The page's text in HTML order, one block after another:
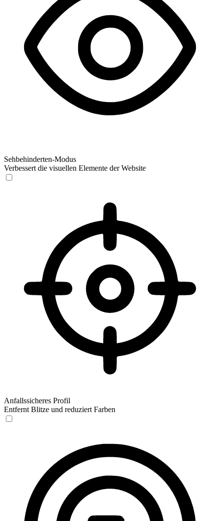
Sehbehinderten-Modus
Verbessert die visuellen Elemente der Website
Anfallssicheres Profil
Entfernt Blitze und reduziert Farben